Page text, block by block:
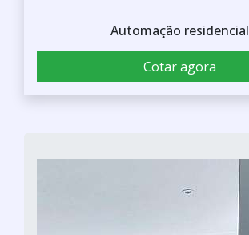
Automação residencial
Cotar agora